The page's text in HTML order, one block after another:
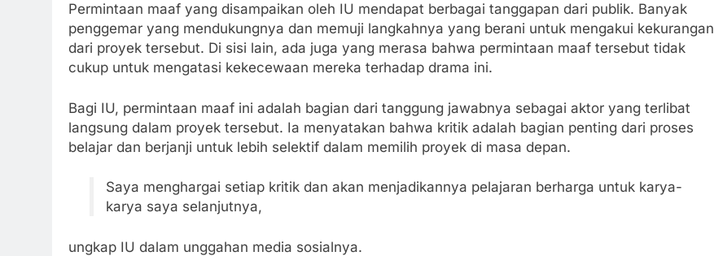
Permintaan maaf yang disampaikan oleh IU mendapat berbagai tanggapan dari publik. Banyak
penggemar yang mendukungnya dan memuji langkahnya yang berani untuk mengakui kekurangan
dari proyek tersebut. Di sisi lain, ada juga yang merasa bahwa permintaan maaf tersebut tidak
cukup untuk mengatasi kekecewaan mereka terhadap drama ini.
Bagi IU, permintaan maaf ini adalah bagian dari tanggung jawabnya sebagai aktor yang terlibat
langsung dalam proyek tersebut. Ia menyatakan bahwa kritik adalah bagian penting dari proses
belajar dan berjanji untuk lebih selektif dalam memilih proyek di masa depan.
Saya menghargai setiap kritik dan akan menjadikannya pelajaran berharga untuk karya-
karya saya selanjutnya,
ungkap IU dalam unggahan media sosialnya.